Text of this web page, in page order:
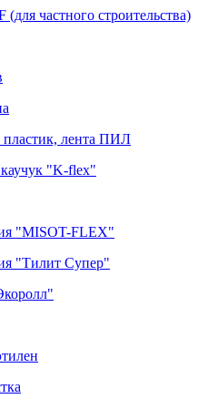
частного строительства)
пластик, лента ПИЛ
"K-flex"
"MISOT-FLEX"
"Тилит Супер"